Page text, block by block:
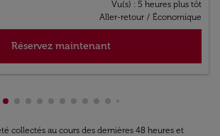
Vu(s) : 5 heures plus tôt
Aller-retour / Économique
Réservez maintenant
Affichage de cmp-pagination-showing-
Affichage de cmp-pagination-
Affichage de cmp-pagination-
Affichage de cmp-pagination-
Affichage de cmp-pagination-
Affichage de cmp-
Affichage de cmp-
Affichage de cmp-
Affichage de cmp-
Affichage de cmp-
collectés au cours des dernières 48 heures et